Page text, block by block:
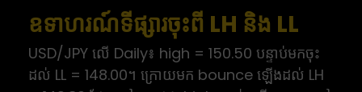
ឧទាហរណ៍ទីផ្សារចុះពី LH និង LL
USD/JPY លើ Daily៖ high = 150.50 បន្ទាប់មកចុះ
ដល់ LL = 148.00។ ក្រោយមក bounce ឡើងដល់ LH